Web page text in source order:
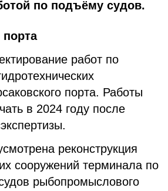
по подъёму судов.
работ по
порта. Работы
в 2024 году после
реконструкция
сооружений терминала по
рыбопромыслового